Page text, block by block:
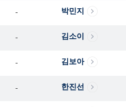
- 박민지
- 김소이
- 김보아
- 한진선